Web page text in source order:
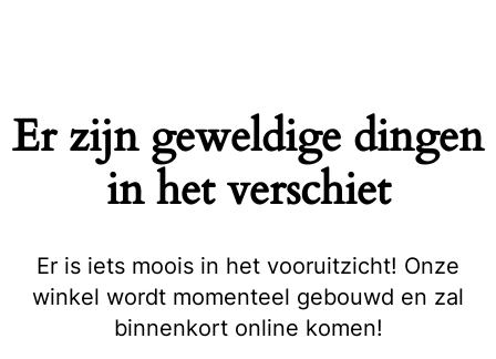
Er zijn geweldige dingen
in het verschiet
Er is iets moois in het vooruitzicht! Onze
winkel wordt momenteel gebouwd en zal
binnenkort online komen!